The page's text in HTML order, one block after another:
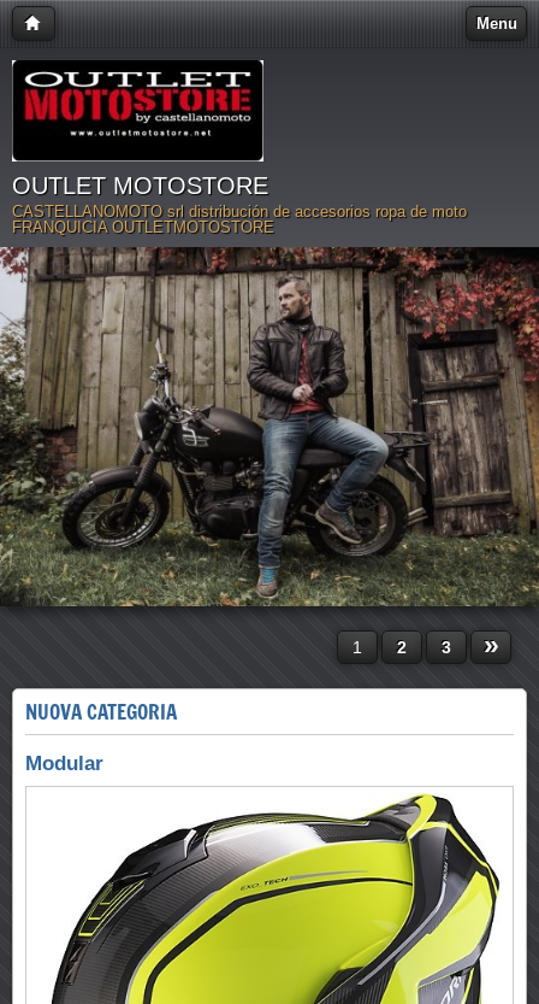
Menu
OUTLET MOTOSTORE
CASTELLANOMOTO srl distribución de accesorios ropa de moto
FRANQUICIA OUTLETMOTOSTORE
1 2 3 »
NUOVA CATEGORIA
Modular